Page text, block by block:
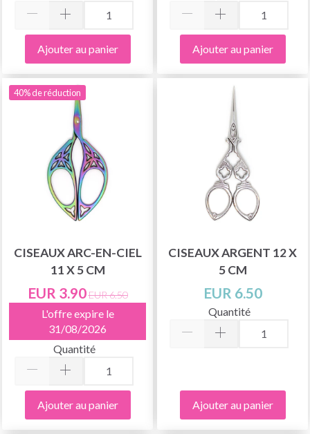
Ajouter au panier Ajouter au panier
40% de réduction
CISEAUX ARC-EN-CIEL
11 X 5 CM
EUR 3.90EUR 6.50
L'offre expire le
31/08/2026
Quantité
Ajouter au panier
CISEAUX ARGENT 12 X
5 CM
EUR 6.50
Quantité
Ajouter au panier